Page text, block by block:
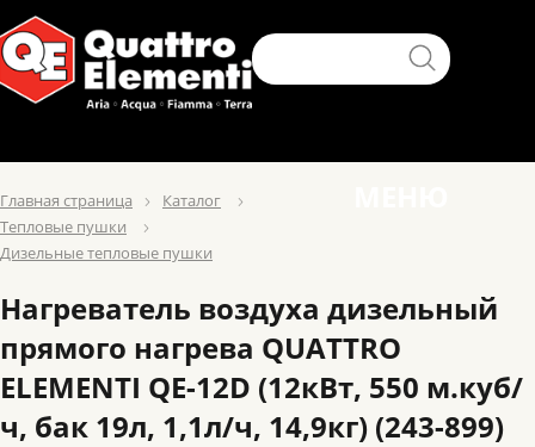
Главная страница
Каталог
Тепловые пушки
Дизельные тепловые пушки
Нагреватель воздуха дизельный
прямого нагрева QUATTRO
ELEMENTI QE-12D (12кВт, 550 м.куб/
ч, бак 19л, 1,1л/ч, 14,9кг) (243-899)